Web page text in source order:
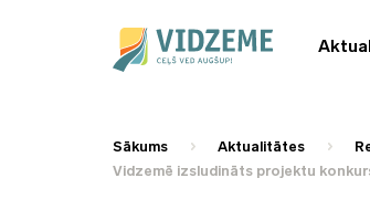
Sākums Aktualitātes
Vidzemē izsludināts projektu